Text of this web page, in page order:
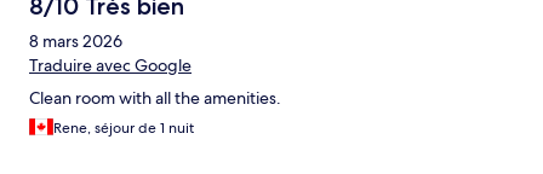
8/10 Très bien
8 mars 2026
Traduire avec Google
Clean room with all the amenities.
Rene, séjour de 1 nuit